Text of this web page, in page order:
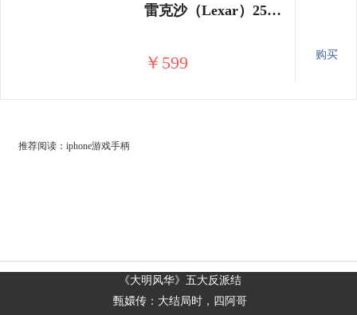
雷克沙（Lexar）256G nCARD (NM存储卡) 华为授权 华为手机存储卡
￥599 购买
推荐阅读： iphone游戏手柄
​《大明风华》五大反派结
甄嬛传：大结局时，四阿哥